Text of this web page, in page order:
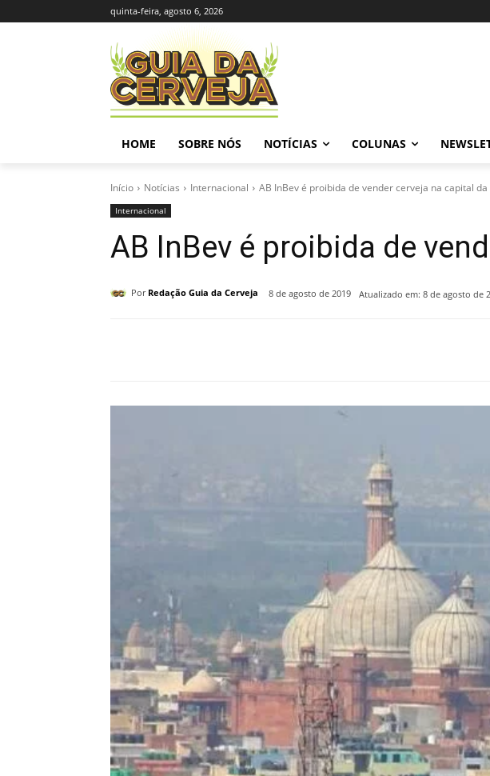
quinta-feira, agosto 6, 2026
HOME SOBRE NÓS NOTÍCIAS COLUNAS
Início Notícias Internacional AB InBev é proibida de vender cerveja na capital da
Internacional
AB InBev é proibida de
Por Redação Guia da Cerveja 8 de agosto de 2019 Atualizado em: 8 de agosto de